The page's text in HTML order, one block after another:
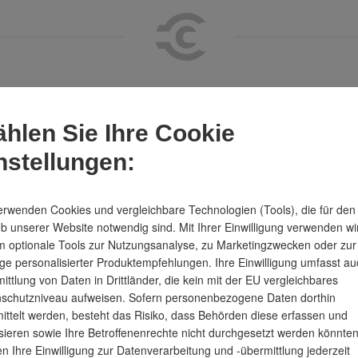
dich jede Woche in unserem
Sie Ihre Cookie
Cookies und vergleichbare Technologien (Tools), die für den
unserer Website notwendig sind. Mit Ihrer Einwilligung verwenden
optionale Tools zur Nutzungsanalyse, zu Marketingzwecken oder zur
personalisierter Produktempfehlungen. Ihre Einwilligung umfasst
von Daten in Drittländer, die kein mit der EU vergleichbares
aufweisen. Sofern personenbezogene Daten dorthin
werden, besteht das Risiko, dass Behörden diese erfassen und
sowie Ihre Betroffenenrechte nicht durchgesetzt werden
Ihre Einwilligung zur Datenverarbeitung und -übermittlung jederzeit